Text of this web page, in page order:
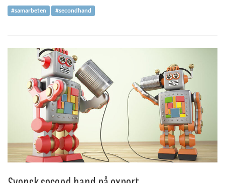
#samarbeten #secondhand